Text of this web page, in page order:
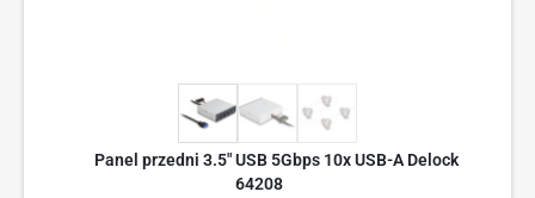
Panel przedni 3.5" USB 5Gbps 10x USB-A Delock
64208